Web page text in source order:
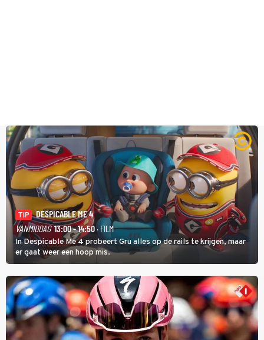
TIP
DESPICABLE ME 4
VANMIDDAG 13:00 - 14:50· FILM
In Despicable Me 4 probeert Gru alles op de rails te krijgen, maar
er gaat weer een hoop mis.